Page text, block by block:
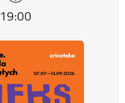
Godzina wydarzenia,
19:00